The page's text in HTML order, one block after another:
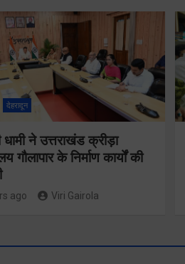
देहरादून
ने उत्तराखंड क्रीड़ा
गौलापार के निर्माण कार्यों की
ago Viri Gairola